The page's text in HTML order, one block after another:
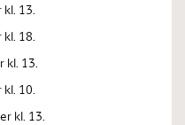
13.
18.
kl. 13.
10.
kl. 13.